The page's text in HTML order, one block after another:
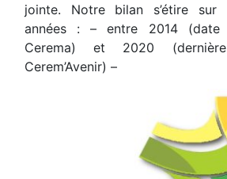
jointe. Notre bilan s’étire sur
années : – entre 2014
Cerema) et 2020
Cerem’Avenir) –